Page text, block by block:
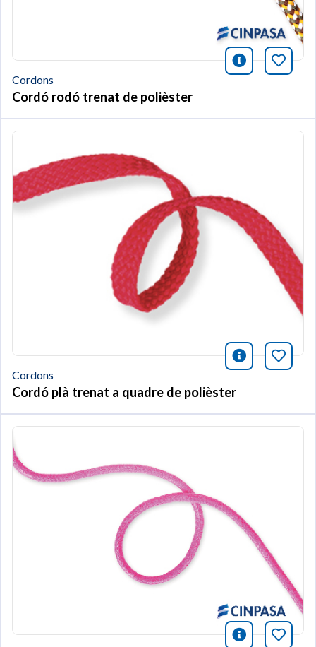
icono
Cordons
Cordó rodó trenat de polièster
icono
Cordons
Cordó plà trenat a quadre de polièster
icono